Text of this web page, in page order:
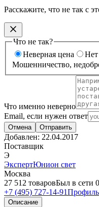
Расскажите, что не так с
Что не так?
Неверная цена
Нет
Мошенничество,
Что именно неверно
Email, если нужен ответ
Отмена Отправить
Добавлен: 22.04.2017
Поставщик
Э
ЭкспертЮнион свет
Москва
27 512 товаровБыл в сети
+7 (495) 727-14-91
Описание